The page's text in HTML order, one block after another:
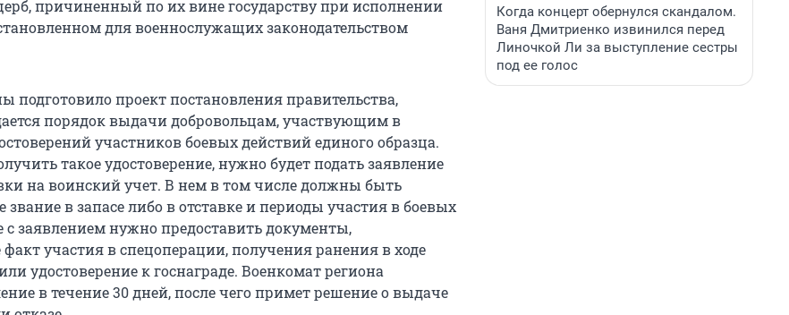
причиненный по их вине государству при исполнении
для военнослужащих законодательством
подготовило проект постановления правительства,
порядок выдачи добровольцам, участвующим в
участников боевых действий единого образца.
такое удостоверение, нужно будет подать заявление
на воинский учет. В нем в том числе должны быть
звание в запасе либо в отставке и периоды участия в боевых
с заявлением нужно предоставить документы,
участия в спецоперации, получения ранения в ходе
удостоверение к госнаграде. Военкомат региона
в течение 30 дней, после чего примет решение о выдаче
Когда концерт обернулся скандалом.
Ваня Дмитриенко извинился перед
Линочкой Ли за выступление сестры
под ее голос